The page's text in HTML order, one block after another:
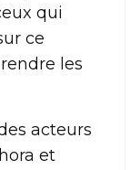
qui
ce
les
acteurs
et